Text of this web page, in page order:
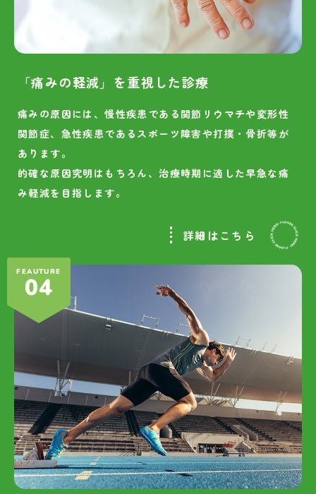
「痛みの軽減」を重視した診療
痛みの原因には、慢性疾患である関節リウマチや変形性
関節症、急性疾患であるスポーツ障害や打撲・骨折等が
あります。
的確な原因究明はもちろん、治療時期に適した早急な痛
み軽減を目指します。
詳細はこちら
FEAUTURE
04